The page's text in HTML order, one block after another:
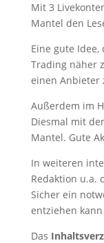
Mit 3
Mantel den
Eine gute Idee,
Trading näher
einen Anbieter
Außerdem im
Diesmal mit
Mantel. Gute
In weiteren
Redaktion u.a.
Sicher ein
entziehen
Das